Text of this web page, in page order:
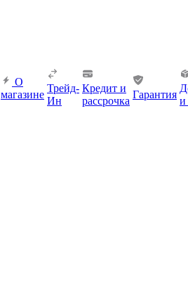
О
магазине
Трейд-
Ин
Кредит и
рассрочка
Гарантия
и